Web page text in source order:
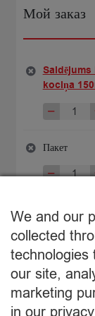
Мой заказ
kociņa
−
Количество
Saldējums
Big
šok,
glazūru
uz
kociņa
150ml/90g
составляла
Текущая
€0,79.
Пакет
−
Количество
Пакет
Подытог: €
We and our
collected
technologies
our site,
marketing
in our